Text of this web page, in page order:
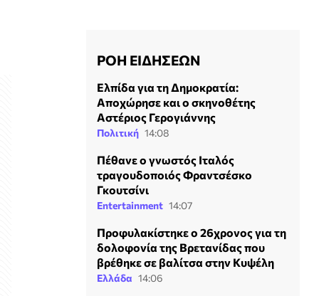
ΡΟΗ ΕΙΔΗΣΕΩΝ
Ελπίδα για τη Δημοκρατία:
Αποχώρησε και ο σκηνοθέτης
Αστέριος Γερογιάννης
Πολιτική 14:08
Πέθανε ο γνωστός Ιταλός
τραγουδοποιός Φραντσέσκο
Γκουτσίνι
Entertainment 14:07
Προφυλακίστηκε ο 26χρονος για τη
δολοφονία της Βρετανίδας που
βρέθηκε σε βαλίτσα στην Κυψέλη
Ελλάδα 14:06